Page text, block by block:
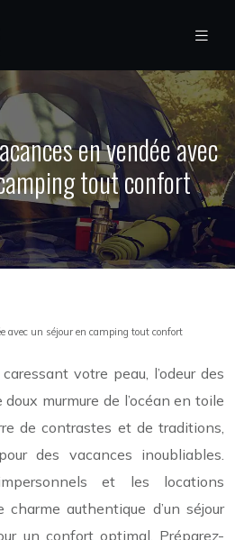
en vendée avec
tout confort
avec un séjour en camping tout confort
votre peau, l’odeur des
murmure de l’océan en toile
de contrastes et de traditions,
des vacances inoubliables.
et les locations
charme authentique d’un séjour
un confort optimal. Préparez-